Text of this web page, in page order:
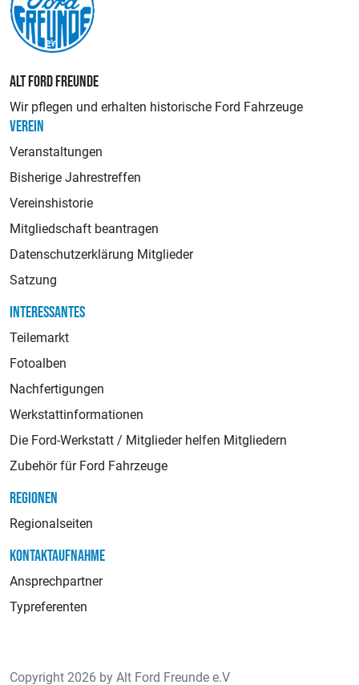
ALT FORD FREUNDE
Wir pflegen und erhalten historische Ford Fahrzeuge
VEREIN
Veranstaltungen
Bisherige Jahrestreffen
Vereinshistorie
Mitgliedschaft beantragen
Datenschutzerklärung Mitglieder
Satzung
INTERESSANTES
Teilemarkt
Fotoalben
Nachfertigungen
Werkstattinformationen
Die Ford-Werkstatt / Mitglieder helfen Mitgliedern
Zubehör für Ford Fahrzeuge
REGIONEN
Regionalseiten
KONTAKTAUFNAHME
Ansprechpartner
Typreferenten
Copyright 2026 by Alt Ford Freunde e.V